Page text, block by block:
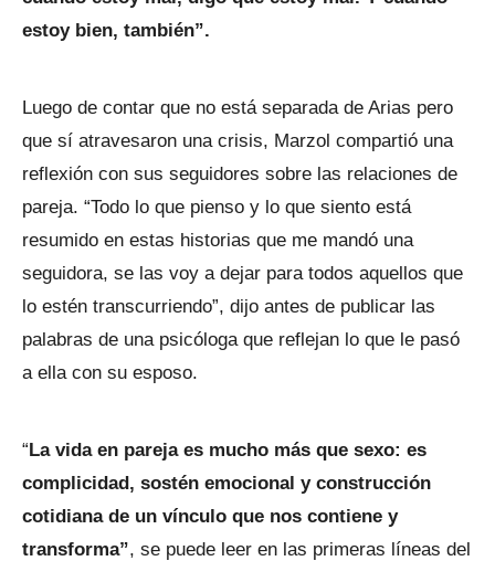
estoy bien, también”.
Luego de contar que no está separada de Arias pero
que sí atravesaron una crisis, Marzol compartió una
reflexión con sus seguidores sobre las relaciones de
pareja. “Todo lo que pienso y lo que siento está
resumido en estas historias que me mandó una
seguidora, se las voy a dejar para todos aquellos que
lo estén transcurriendo”, dijo antes de publicar las
palabras de una psicóloga que reflejan lo que le pasó
a ella con su esposo.
“La vida en pareja es mucho más que sexo: es
complicidad, sostén emocional y construcción
cotidiana de un vínculo que nos contiene y
transforma”, se puede leer en las primeras líneas del